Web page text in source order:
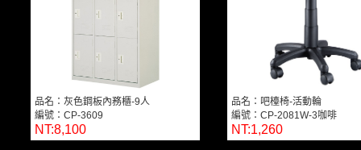
品名：灰色鋼板內務櫃-9人
編號：CP-3609
NT:8,100
品名：吧檯椅-活動輪
編號：CP-2081W-3咖啡
NT:1,260